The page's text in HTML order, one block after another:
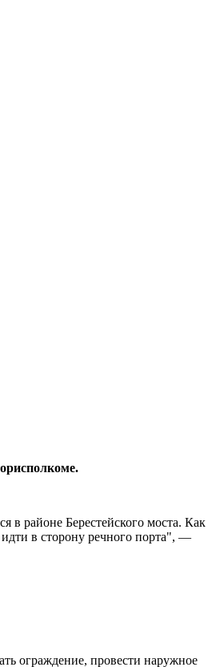
в районе Берестейского моста. Как
в сторону речного порта", —
ограждение, провести наружное